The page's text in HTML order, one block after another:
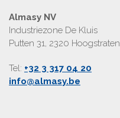
Almasy NV
Industriezone De Kluis
Putten 31, 2320 Hoogstraten
Tel: +32 3 317 04 20
info@almasy.be